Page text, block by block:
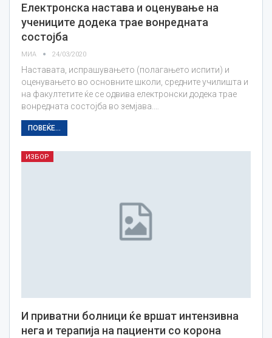
Eлектронска настава и оценување на
учениците додека трае вонредната
состојба
МИА 24/03/2020
Наставата, испрашувањето (полагањето испити) и
оценувањето во основните школи, средните училишта и
на факултетите ќе се одвива електронски додека трае
вонредната состојба во земјава.…
ПОВЕЌЕ...
ИЗБОР
И приватни болници ќе вршат интензивна
нега и терапија на пациенти со корона